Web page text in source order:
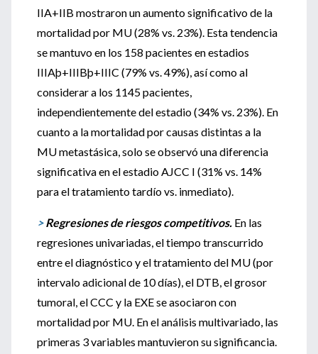
IIA+IIB mostraron un aumento significativo de la
mortalidad por MU (28% vs. 23%). Esta tendencia
se mantuvo en los 158 pacientes en estadios
IIIAþ+IIIBþ+IIIC (79% vs. 49%), así como al
considerar a los 1145 pacientes,
independientemente del estadio (34% vs. 23%). En
cuanto a la mortalidad por causas distintas a la
MU metastásica, solo se observó una diferencia
significativa en el estadio AJCC I (31% vs. 14%
para el tratamiento tardío vs. inmediato).
>Regresiones de riesgos competitivos. En las
regresiones univariadas, el tiempo transcurrido
entre el diagnóstico y el tratamiento del MU (por
intervalo adicional de 10 días), el DTB, el grosor
tumoral, el CCC y la EXE se asociaron con
mortalidad por MU. En el análisis multivariado, las
primeras 3 variables mantuvieron su significancia.